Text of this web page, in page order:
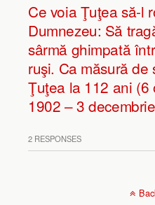
Ce voia Ţuţea să-l
Dumnezeu: Să
sârmă ghimpată
ruşi. Ca măsură de
Ţuţea la 112 ani (6
1902 – 3
2 RESPONSES